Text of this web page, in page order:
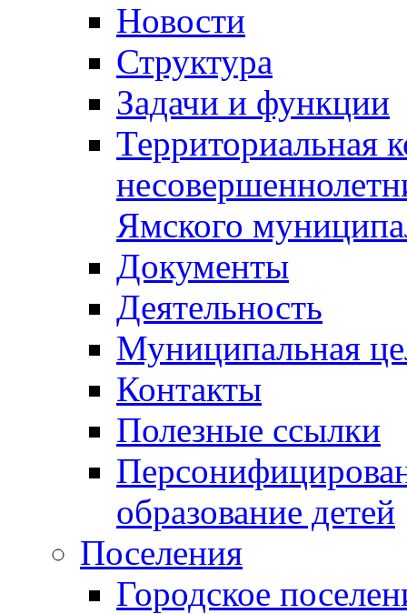
Новости
Структура
Задачи и функции
Территориальная
Ямского
Документы
Деятельность
Муниципальная
Контакты
Полезные ссылки
образование детей
Поселения
Городское